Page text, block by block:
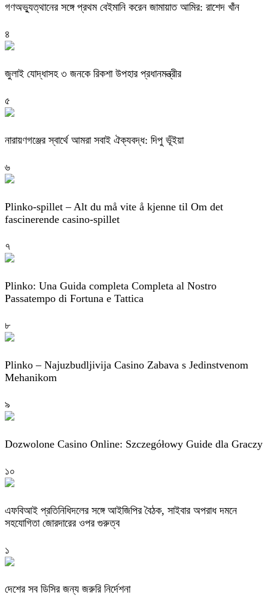
গণঅভ্যুত্থানের সঙ্গে প্রথম বেইমানি করেন জামায়াত আমির: রাশেদ খাঁন
৪
জুলাই যোদ্ধাসহ ৩ জনকে রিকশা উপহার প্রধানমন্ত্রীর
৫
নারায়ণগঞ্জের স্বার্থে আমরা সবাই ঐক্যবদ্ধ: দিপু ভূঁইয়া
৬
Plinko-spillet – Alt du må vite å kjenne til Om det
fascinerende casino-spillet
৭
Plinko: Una Guida completa Completa al Nostro
Passatempo di Fortuna e Tattica
৮
Plinko – Najuzbudljivija Casino Zabava s Jedinstvenom
Mehanikom
৯
Dozwolone Casino Online: Szczegółowy Guide dla Graczy
১০
এফবিআই প্রতিনিধিদলের সঙ্গে আইজিপির বৈঠক, সাইবার অপরাধ দমনে
সহযোগিতা জোরদারের ওপর গুরুত্ব
১
দেশের সব ডিসির জন্য জরুরি নির্দেশনা